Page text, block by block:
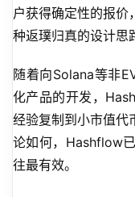
户获得确定性的报价
种返璞归真的设计思
随着向Solana等非
化产品的开发，
经验复制到小市值代
论如何，Hashflow
往最有效。